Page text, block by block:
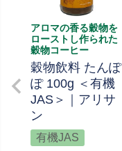
アロマの香る穀物を
ローストし作られた
穀物コーヒー
穀物飲料 たんぽ
ぽ 100g ＜有機
JAS＞｜アリサ
ン
有機JAS